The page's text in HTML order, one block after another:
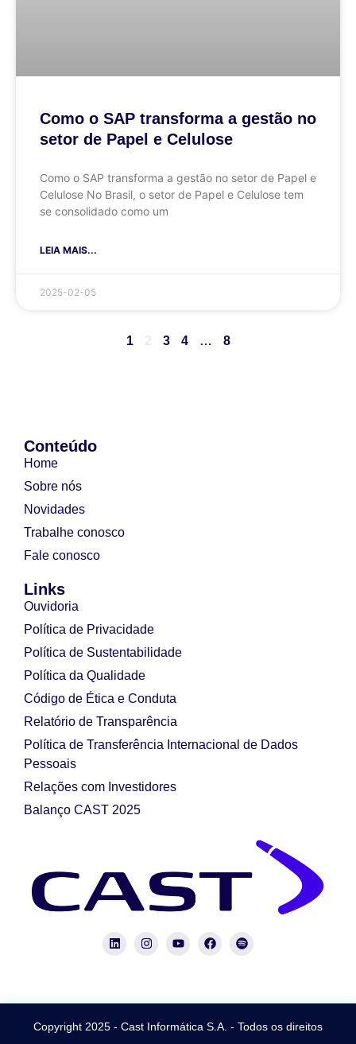
Como o SAP transforma a gestão no
setor de Papel e Celulose
Como o SAP transforma a gestão no setor de Papel e
Celulose No Brasil, o setor de Papel e Celulose tem
se consolidado como um
LEIA MAIS...
2025-02-05
1 3 4 … 8
Conteúdo
Home
Sobre nós
Novidades
Trabalhe conosco
Fale conosco
Links
Ouvidoria
Política de Privacidade
Política de Sustentabilidade
Política da Qualidade
Código de Ética e Conduta
Relatório de Transparência
Política de Transferência Internacional de Dados
Pessoais
Relações com Investidores
Balanço CAST 2025
Copyright 2025 - Cast Informática S.A. - Todos os direitos